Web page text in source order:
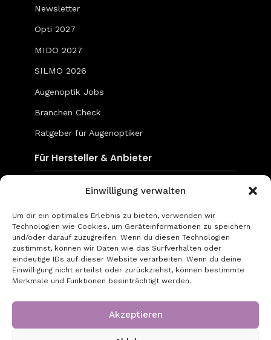
Einwilligung verwalten
Um dir ein optimales Erlebnis zu bieten, verwenden wir
Technologien wie Cookies, um Geräteinformationen zu speichern
und/oder darauf zuzugreifen. Wenn du diesen Technologien
zustimmst, können wir Daten wie das Surfverhalten oder
eindeutige IDs auf dieser Website verarbeiten. Wenn du deine
Einwilligung nicht erteilst oder zurückziehst, können bestimmte
Merkmale und Funktionen beeinträchtigt werden.
Akzeptieren
Newsletter
Opti 2027
MIDO 2027
SILMO 2026
Augenoptik Jobs
Branchen Check
Ratgeber für Augenoptiker
Für Hersteller & Anbieter
Content & Social Media
go-to-optic.de
Über uns
Kontakt
Datenschutz